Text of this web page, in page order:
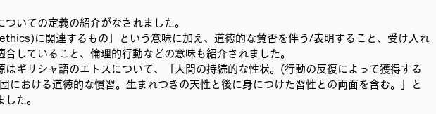
ついての定義の紹介がなされました。
に関連するもの」という意味に加え、道徳的な賛否を伴う/表明すること、受け入れ
合していること、倫理的行動などの意味も紹介されました。
はギリシャ語のエトスについて、「人間の持続的な性状。(行動の反復によって獲得する
における道徳的な慣習。生まれつきの天性と後に身につけた習性との両面を含む。」と
た。